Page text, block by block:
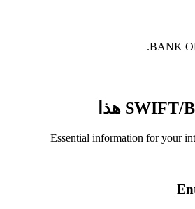
BANK
Essential information for your